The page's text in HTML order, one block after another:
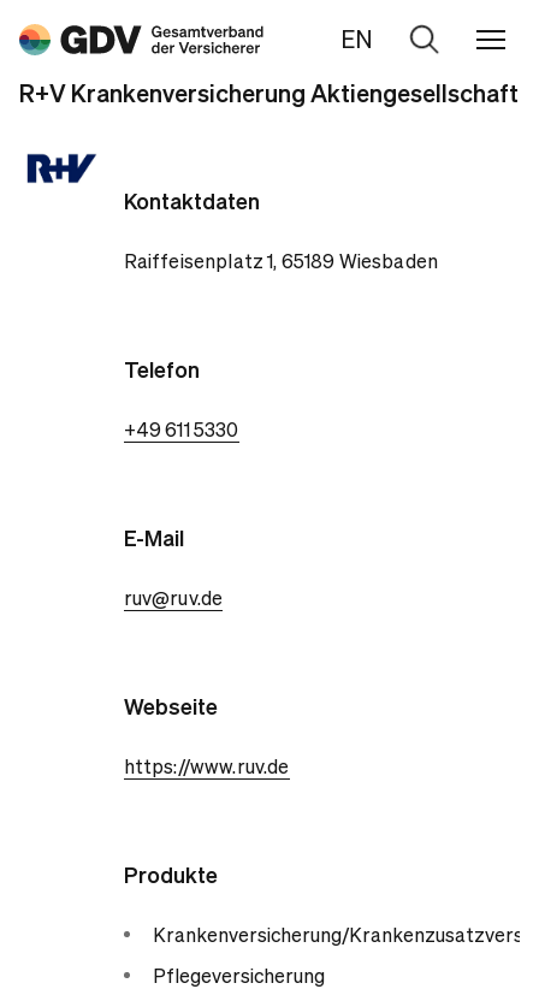
EN
Zur
Suche
R+V Krankenversicherung Aktiengesellschaft
Kontaktdaten
Raiffeisenplatz 1, 65189 Wiesbaden
Telefon
+49 611 5330
E-Mail
ruv@ruv.de
Webseite
https://www.ruv.de
Produkte
Krankenversicherung/
Pflegeversicherung